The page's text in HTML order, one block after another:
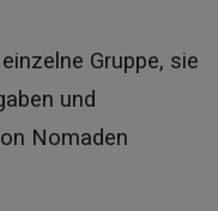
Gruppe, sie
und
Nomaden